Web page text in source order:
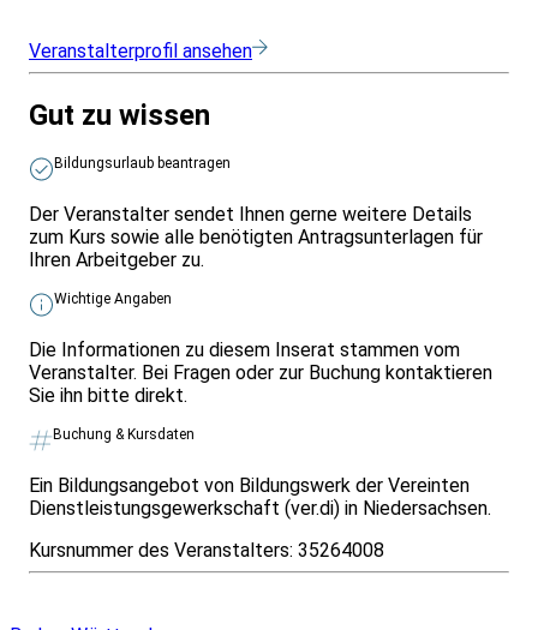
Veranstalterprofil ansehen
Gut zu wissen
Bildungsurlaub beantragen
Der Veranstalter sendet Ihnen gerne weitere Details
zum Kurs sowie alle benötigten Antragsunterlagen für
Ihren Arbeitgeber zu.
Wichtige Angaben
Die Informationen zu diesem Inserat stammen vom
Veranstalter. Bei Fragen oder zur Buchung kontaktieren
Sie ihn bitte direkt.
Buchung & Kursdaten
Ein Bildungsangebot von Bildungswerk der Vereinten
Dienstleistungsgewerkschaft (ver.di) in Niedersachsen.
Kursnummer des Veranstalters: 35264008